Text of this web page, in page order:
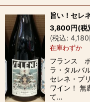
旨い！セレ
3,800円(税
(税込: 4,180
在庫わずか
フランス
ラ・タルバ
セレネ・プ
ワイン！ 無
て…